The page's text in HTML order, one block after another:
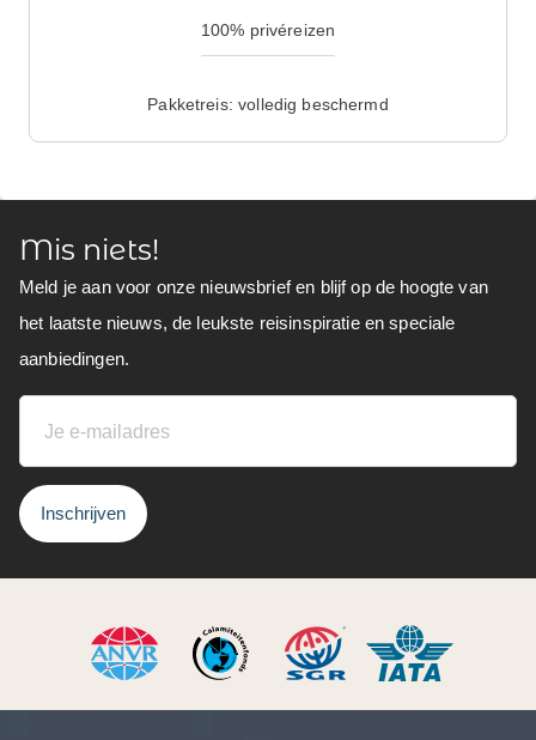
100% privéreizen
Pakketreis: volledig beschermd
Mis niets!
Meld je aan voor onze nieuwsbrief en blijf op de hoogte van
het laatste nieuws, de leukste reisinspiratie en speciale
aanbiedingen.
Inschrijven